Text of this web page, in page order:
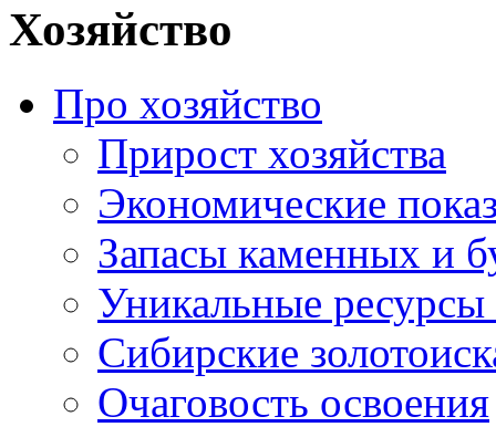
Хозяйство
Про хозяйство
Прирост хозяйства
Экономические
Запасы каменных и
Уникальные
Сибирские
Очаговость освоения